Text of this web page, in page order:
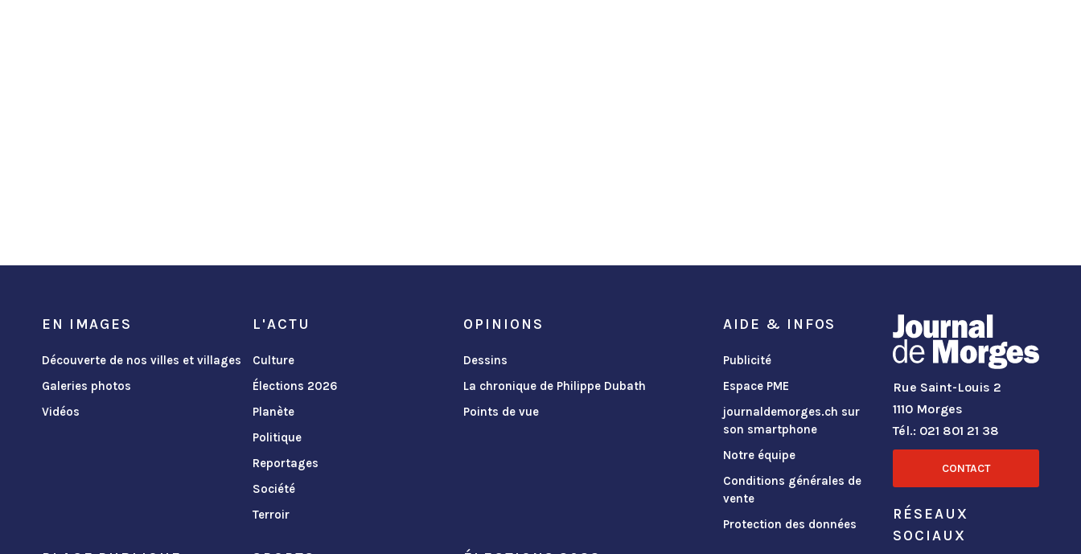
EN IMAGES
Découverte de nos villes et villages
Galeries photos
Vidéos
L'ACTU
Culture
Élections 2026
Planète
Politique
Reportages
Société
Terroir
OPINIONS
Dessins
La chronique de Philippe Dubath
Points de vue
AIDE & INFOS
Publicité
Espace PME
journaldemorges.ch sur
son smartphone
Notre équipe
Conditions générales de
vente
Protection des données
Rue Saint-Louis 2
1110 Morges
Tél.: 021 801 21 38
CONTACT
RÉSEAUX
SOCIAUX